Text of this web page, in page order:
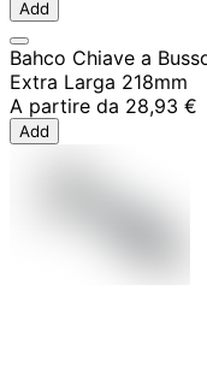
Add
Bahco Chiave a
Extra Larga 218mm
A partire da 28,93 €
Add